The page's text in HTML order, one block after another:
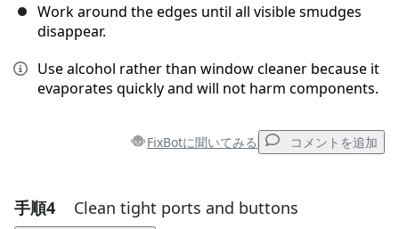
キャンセル コメントを投稿
Work around the edges until all visible smudges
disappear.
Use alcohol rather than window cleaner because it
evaporates quickly and will not harm components.
FixBotに聞いてみる コメントを追加
コメントを追加
手順4 Clean tight ports and buttons